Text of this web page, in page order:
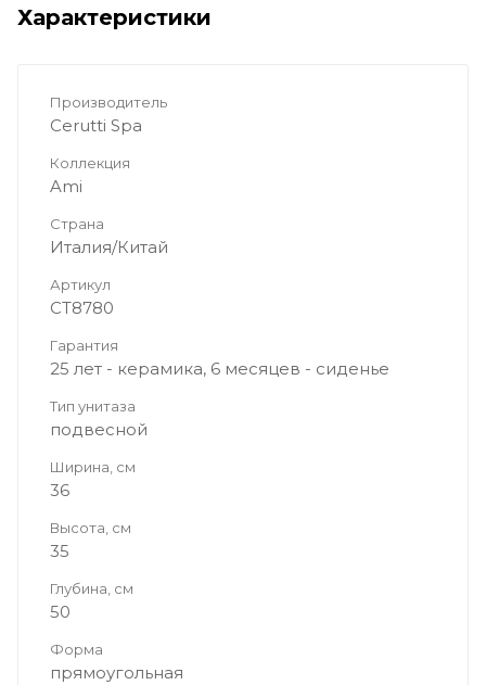
Характеристики
Производитель
Cerutti Spa
Коллекция
Ami
Страна
Италия/Китай
Артикул
CT8780
Гарантия
25 лет - керамика, 6 месяцев - сиденье
Тип унитаза
подвесной
Ширина, см
36
Высота, см
35
Глубина, см
50
Форма
прямоугольная